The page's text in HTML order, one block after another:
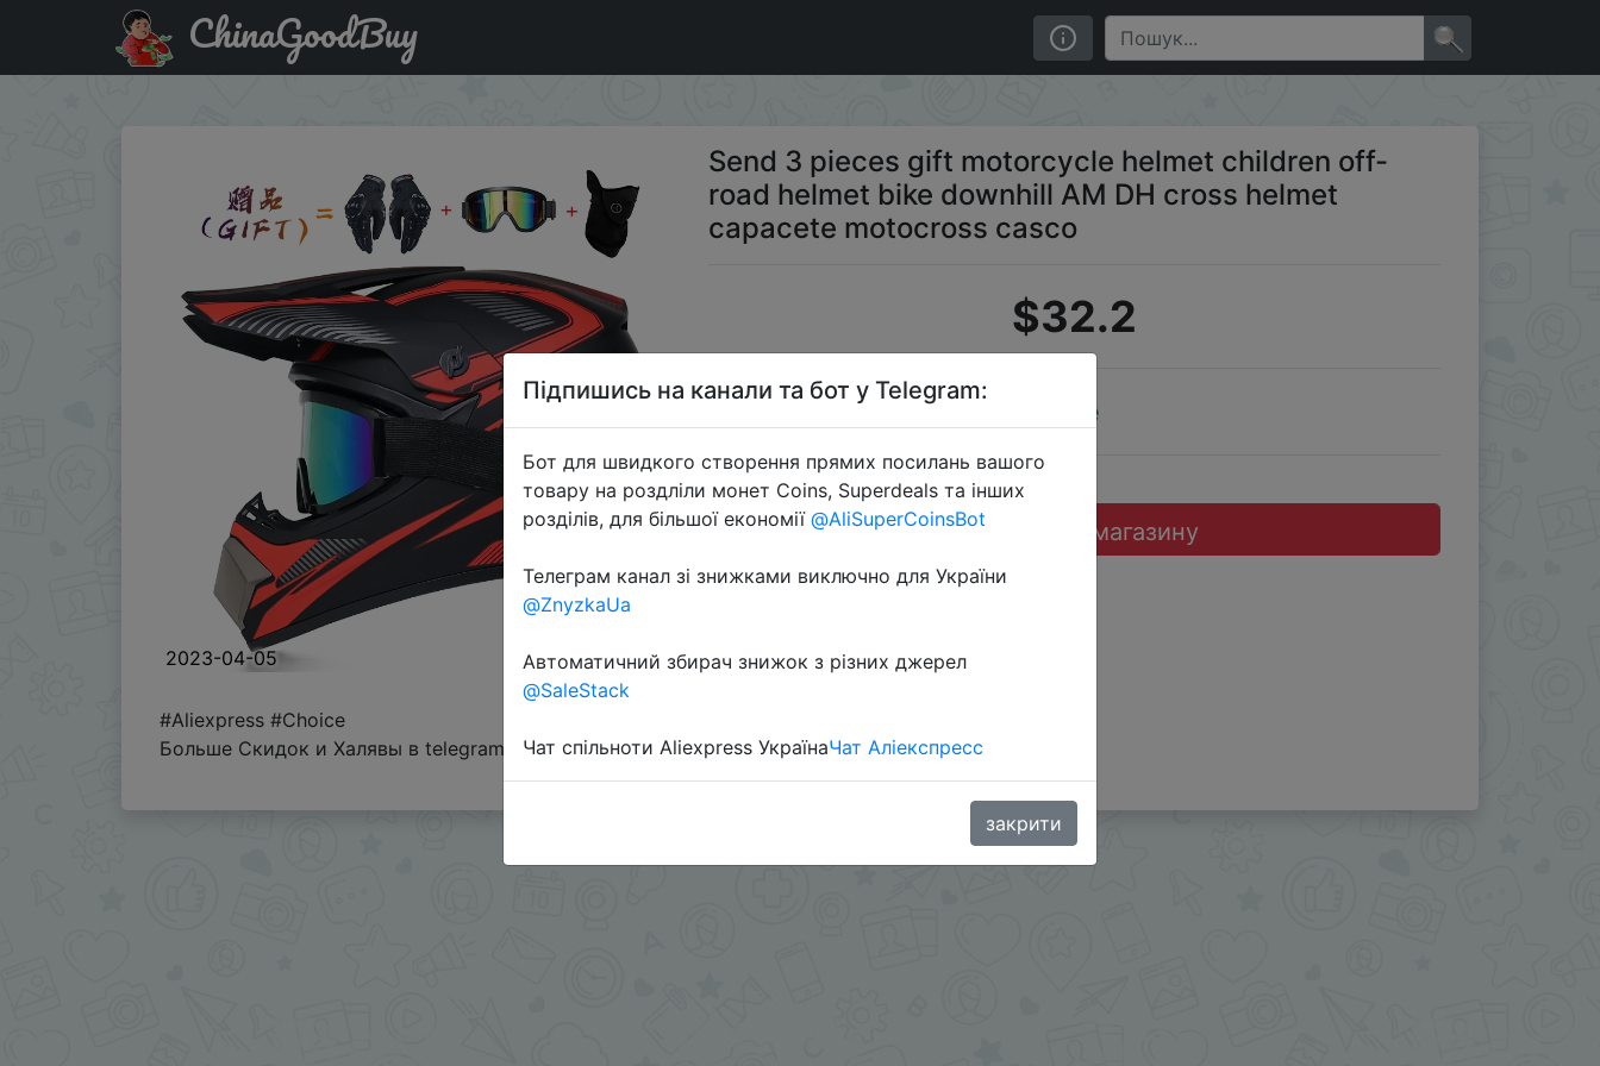
Придбати Send 3 pieces gift motorcycle helmet children off-road helmet bike downhill AM DH cross helmet capacete motocross casco
ChinaGoodBuy
2023-04-05
Send 3 pieces gift motorcycle helmet children off-
road helmet bike downhill AM DH cross helmet
capacete motocross casco
$32.2
Sale
Перейти до магазину
#Aliexpress #Choice
Больше Скидок и Халявы в telegram
t.me/%2B8jHVizJO6XY3M2Qy
Підпишись на канали та бот у Telegram:
Бот для швидкого створення прямих посилань вашого
товару на роздліли монет Coins, Superdeals та інших
розділів, для більшої економії @AliSuperCoinsBot
Телеграм канал зі знижками виключно для України
@ZnyzkaUa
Автоматичний збирач знижок з різних джерел
@SaleStack
Чат спільноти Aliexpress УкраїнаЧат Аліекспресс
закрити